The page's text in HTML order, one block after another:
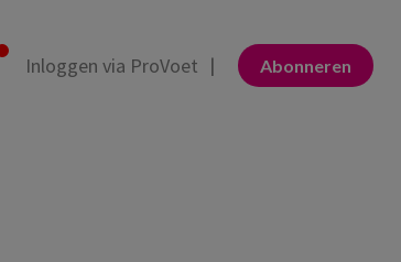
Abonneren
Inloggen via ProVoet